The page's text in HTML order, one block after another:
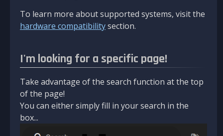
To learn more about supported systems, visit the
hardware compatibilitysection.
I'm looking for a specific page!
Take advantage of the search function at the top
of the page!
You can either simply fill in your search in the
box...